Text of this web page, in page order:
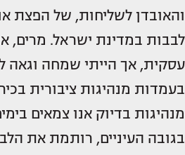
והאובדן לשליחות, של הפצת
לבבות במדינת ישראל. מרים,
עסקית, אך הייתי שמחה וגאה
בעמדות מנהיגות ציבורית
מנהיגות בדיוק אנו צמאים
בגובה העיניים, רותמת את